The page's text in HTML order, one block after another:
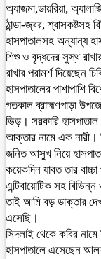
অ্যাজমা,ডায়রিয়া,
ঠান্ডা-জ্বর,
হাসপাতালসহ অন্যান্য
শিশু ও বৃদ্ধদের সুস্থ
রাখার পরামর্শ দিয়েছেন
হাসপাতালের পাশাপাশি
গতকাল ব্রাহ্মণপাড়া
ভিড়। সরকারি
আক্তার নামে এক নারী।
জনিত আসুখ নিয়ে
কয়েকদিন যাবত তার
এন্টিবায়োটিক সহ
তাই আমি বড় ডাক্তার
এসেছি।
সিদলাই থেকে কবির
হাসপাতালে এসেছেন